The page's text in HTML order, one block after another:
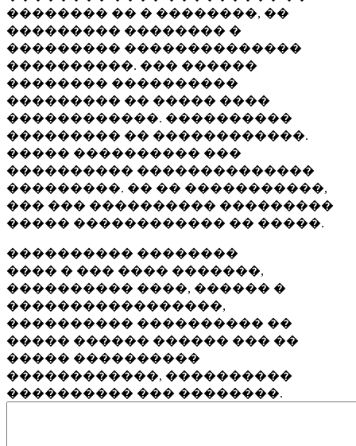
�������� �� � ��������, ��
��������� �������� �
��������� ��������������
����������. ��� ������
�������� ����������
��������� �� ����� ����
������������. ����������
��������� �� ������������.
����� ���������� ���
���������� ��������������
���������. �� �� �����������,
��� ��� ���������� ���������
����� ������������ �� �����.
���������� ��������
���� � ��� ���� �������,
���������� ����, ������ �
�����������������,
���������� ���������� ��
����� ������ ������ ��� ��
����� ����������
������������, ����������
���������� ��� ��������.